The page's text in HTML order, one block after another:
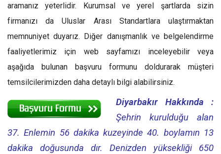
aramanız yeterlidir. Kurumsal ve yerel şartlarda sizin
firmanızı da Uluslar Arası Standartlara ulaştırmaktan
memnuniyet duyarız. Diğer danışmanlık ve belgelendirme
faaliyetlerimiz için web sayfamızı inceleyebilir veya
aşağıda bulunan başvuru formunu doldurarak müşteri
temsilcilerimizden daha detaylı bilgi alabilirsiniz.
Diyarbakır Hakkında :
Şehrin kurulduğu alan
37. Enlemin 56 dakika kuzeyinde 40. boylamın 13
dakika doğusunda dır. Denizden yüksekliği 650